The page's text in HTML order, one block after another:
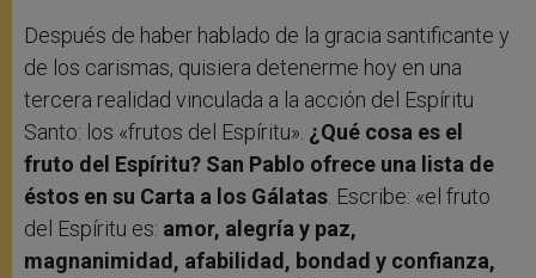
Después de haber hablado de la gracia santificante y
de los carismas, quisiera detenerme hoy en una
tercera realidad vinculada a la acción del Espíritu
Santo: los «frutos del Espíritu». ¿Qué cosa es el
fruto del Espíritu? San Pablo ofrece una lista de
éstos en su Carta a los Gálatas . Escribe: «el fruto
del Espíritu es: amor, alegría y paz,
magnanimidad, afabilidad, bondad y confianza,